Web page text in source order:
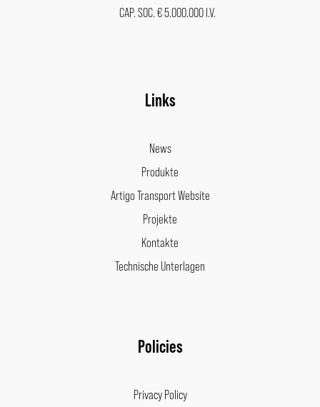
CAP. SOC. € 5.000.000 I.V.
Links
News
Produkte
Artigo Transport Website
Projekte
Kontakte
Technische Unterlagen
Policies
Privacy Policy